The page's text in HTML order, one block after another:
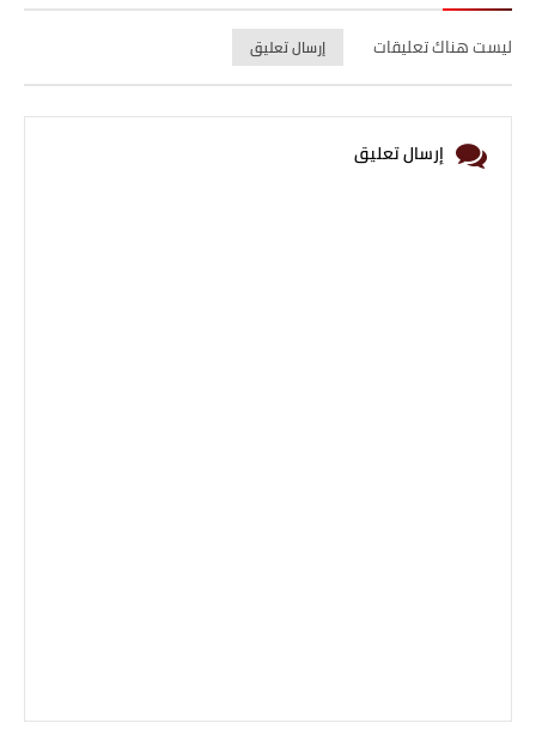
ليست هناك تعليقات إرسال تعليق
إرسال تعليق